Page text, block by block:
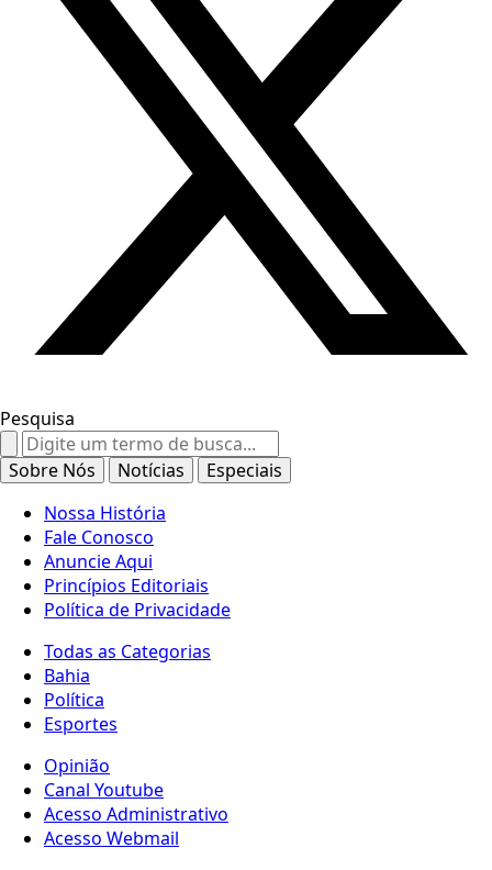
Pesquisa
Search
for:
Sobre Nós Notícias
Especiais
Nossa História
Fale Conosco
Anuncie Aqui
Princípios Editoriais
Política de Privacidade
Todas as Categorias
Bahia
Política
Esportes
Opinião
Canal Youtube
Acesso Administrativo
Acesso Webmail